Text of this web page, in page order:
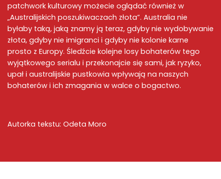
patchwork kulturowy możecie oglądać również w
„Australijskich poszukiwaczach złota”. Australia nie
byłaby taką, jaką znamy ją teraz, gdyby nie wydobywanie
złota, gdyby nie imigranci i gdyby nie kolonie karne
prosto z Europy. Śledźcie kolejne losy bohaterów tego
wyjątkowego serialu i przekonajcie się sami, jak ryzyko,
upał i australijskie pustkowia wpływają na naszych
bohaterów i ich zmagania w walce o bogactwo.
Autorka tekstu: Odeta Moro